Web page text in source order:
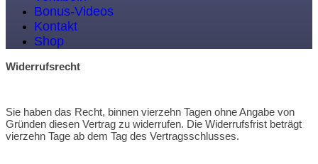
Bonus-Videos
Kontakt
Shop
Widerrufsrecht
Sie haben das Recht, binnen vierzehn Tagen ohne Angabe von
Gründen diesen Vertrag zu widerrufen. Die Widerrufsfrist beträgt
vierzehn Tage ab dem Tag des Vertragsschlusses.